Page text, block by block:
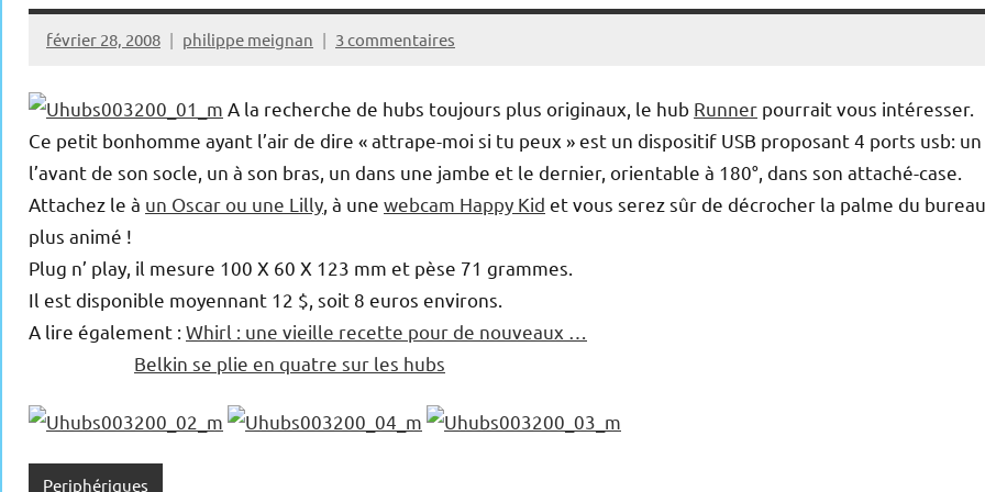
février 28, 2008 philippe meignan 3 commentaires
A la recherche de hubs toujours plus originaux, le hub Runner pourrait vous intéresser.
Ce petit bonhomme ayant l’air de dire « attrape-moi si tu peux » est un dispositif USB proposant 4 ports usb: un
l’avant de son socle, un à son bras, un dans une jambe et le dernier, orientable à 180°, dans son attaché-case.
Attachez le à un Oscar ou une Lilly , à une webcam Happy Kid et vous serez sûr de décrocher la palme du
plus animé !
Plug n’ play, il mesure 100 X 60 X 123 mm et pèse 71 grammes.
Il est disponible moyennant 12 $, soit 8 euros environs.
A lire également : Whirl : une vieille recette pour de nouveaux …
Belkin se plie en quatre sur les hubs
Periphériques